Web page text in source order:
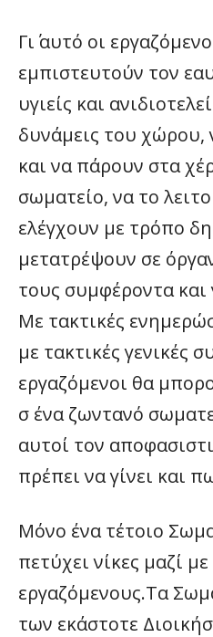
Γι΄ αυτό οι
εμπιστευτούν τον
υγιείς και
δυνάμεις του
και να πάρουν στα
σωματείο, να το
ελέγχουν με τρόπο
μετατρέψουν σε
τους συμφέροντα και
Με τακτικές
με τακτικές γενικές
εργαζόμενοι θα
σ ένα ζωντανό
αυτοί τον
πρέπει να γίνει και
Μόνο ένα τέτοιο
πετύχει νίκες μαζί
εργαζόμενους.Τα
των εκάστοτε